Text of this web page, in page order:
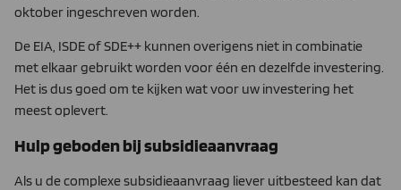
oktober ingeschreven worden.
De EIA, ISDE of SDE++ kunnen overigens niet in combinatie
met elkaar gebruikt worden voor één en dezelfde investering.
Het is dus goed om te kijken wat voor uw investering het
meest oplevert.
Hulp geboden bij subsidieaanvraag
Als u de complexe subsidieaanvraag liever uitbesteed kan dat